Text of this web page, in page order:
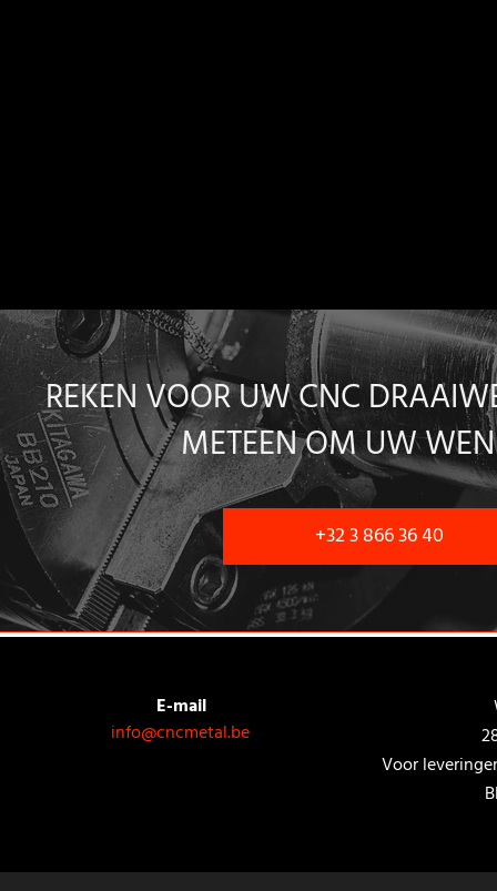
REKEN VOOR UW CNC
METEEN OM UW
+32 3 866 36 40
E-mail
info@cncmetal.be
Voor